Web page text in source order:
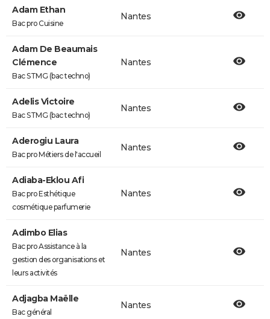
Adam Ethan
Bac pro Cuisine
Nantes
Adam De Beaumais
Clémence
Bac STMG (bac techno)
Nantes
Adelis Victoire
Bac STMG (bac techno)
Nantes
Aderogiu Laura
Bac pro Métiers de l'accueil
Nantes
Adiaba-Eklou Afi
Bac pro Esthétique
cosmétique parfumerie
Nantes
Adimbo Elias
Bac pro Assistance à la
gestion des organisations et
leurs activités
Nantes
Adjagba Maëlle
Bac général
Nantes